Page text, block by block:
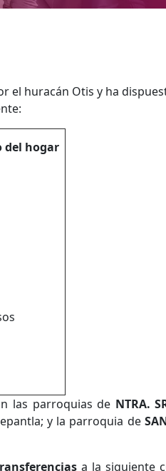
el huracán Otis y ha
del hogar
las parroquias de NTRA.
y la parroquia de
a la siguiente